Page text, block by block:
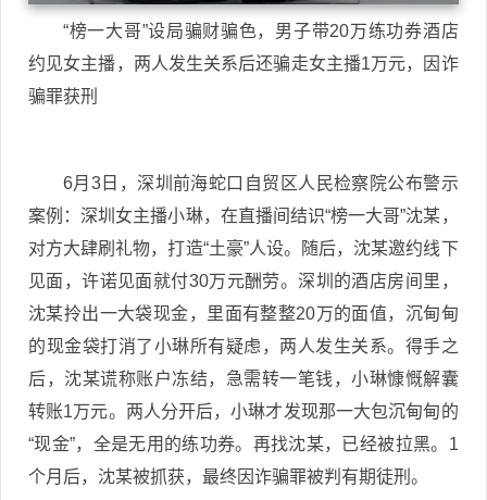
“榜一大哥”设局骗财骗色，男子带20万练功券酒店
约见女主播，两人发生关系后还骗走女主播1万元，因诈
骗罪获刑
6月3日，深圳前海蛇口自贸区人民检察院公布警示
案例：深圳女主播小琳，在直播间结识“榜一大哥”沈某，
对方大肆刷礼物，打造“土豪”人设。随后，沈某邀约线下
见面，许诺见面就付30万元酬劳。深圳的酒店房间里，
沈某拎出一大袋现金，里面有整整20万的面值，沉甸甸
的现金袋打消了小琳所有疑虑，两人发生关系。得手之
后，沈某谎称账户冻结，急需转一笔钱，小琳慷慨解囊
转账1万元。两人分开后，小琳才发现那一大包沉甸甸的
“现金”，全是无用的练功券。再找沈某，已经被拉黑。1
个月后，沈某被抓获，最终因诈骗罪被判有期徒刑。